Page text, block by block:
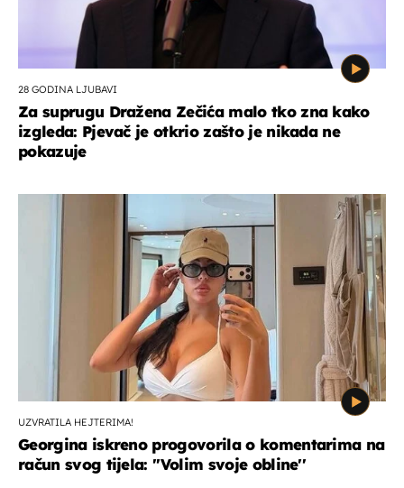
28 GODINA LJUBAVI
Za suprugu Dražena Zečića malo tko zna kako
izgleda: Pjevač je otkrio zašto je nikada ne
pokazuje
UZVRATILA HEJTERIMA!
Georgina iskreno progovorila o komentarima na
račun svog tijela: ''Volim svoje obline''